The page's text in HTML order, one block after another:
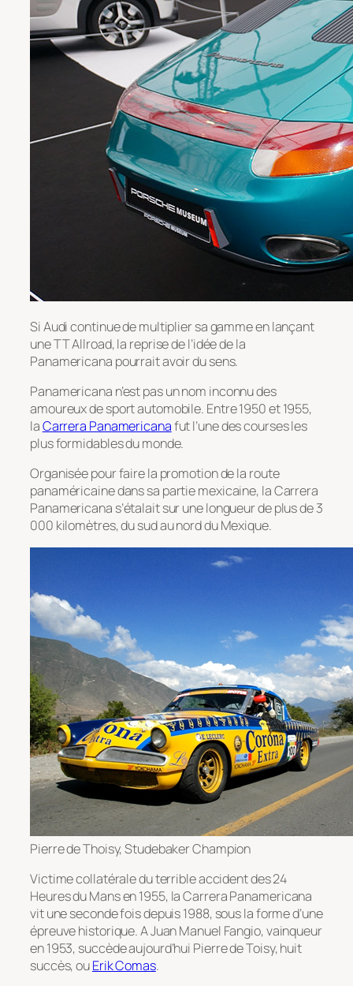
Si Audi continue de multiplier sa gamme en lançant
une TT Allroad, la reprise de l’idée de la
Panamericana pourrait avoir du sens.
Panamericana n’est pas un nom inconnu des
amoureux de sport automobile. Entre 1950 et 1955,
laCarrera Panamericanafut l’une des courses les
plus formidables du monde.
Organisée pour faire la promotion de la route
panaméricaine dans sa partie mexicaine, la Carrera
Panamericana s’étalait sur une longueur de plus de 3
000 kilomètres, du sud au nord du Mexique.
Pierre de Thoisy, Studebaker Champion
Victime collatérale du terrible accident des 24
Heures du Mans en 1955, la Carrera Panamericana
vit une seconde fois depuis 1988, sous la forme d’une
épreuve historique. A Juan Manuel Fangio, vainqueur
en 1953, succède aujourd’hui Pierre de Toisy, huit
succès, ouErik Comas.